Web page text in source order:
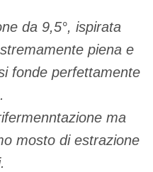
da 9,5°, ispirata
piena e
fonde perfettamente
ma
mosto di estrazione